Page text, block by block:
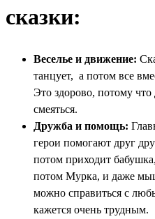
сказки:
Веселье и движение:
танцует, а потом все
Это здорово, потому что
смеяться.
Дружба и помощь:
герои помогают друг
потом приходит
потом Мурка, и даже
можно справиться с
кажется очень трудным.